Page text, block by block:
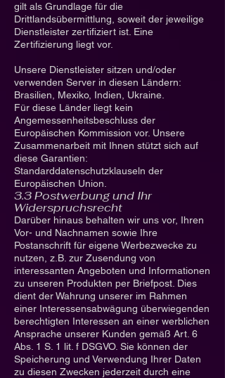
gilt als Grundlage für die
Drittlandsübermittlung, soweit der jeweilige
Dienstleister zertifiziert ist. Eine
Zertifizierung liegt vor.
Unsere Dienstleister sitzen und/oder
verwenden Server in diesen Ländern:
Brasilien, Mexiko, Indien, Ukraine.
Für diese Länder liegt kein
Angemessenheitsbeschluss der
Europäischen Kommission vor. Unsere
Zusammenarbeit mit Ihnen stützt sich auf
diese Garantien:
Standarddatenschutzklauseln der
Europäischen Union.
3.3 Postwerbung und Ihr
Widerspruchsrecht
Darüber hinaus behalten wir uns vor, Ihren
Vor- und Nachnamen sowie Ihre
Postanschrift für eigene Werbezwecke zu
nutzen, z.B. zur Zusendung von
interessanten Angeboten und Informationen
zu unseren Produkten per Briefpost. Dies
dient der Wahrung unserer im Rahmen
einer Interessensabwägung überwiegenden
berechtigten Interessen an einer werblichen
Ansprache unserer Kunden gemäß Art. 6
Abs. 1 S. 1 lit. f DSGVO. Sie können der
Speicherung und Verwendung Ihrer Daten
zu diesen Zwecken jederzeit durch eine